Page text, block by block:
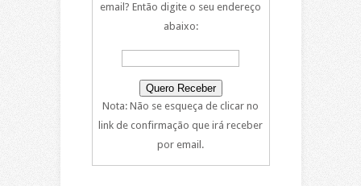
email? Então digite o seu endereço
abaixo:
Nota: Não se esqueça de clicar no
link de confirmação que irá receber
por email.